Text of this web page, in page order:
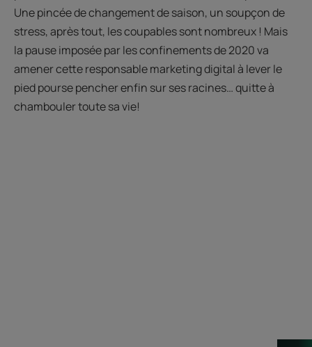
Une pincée de changement de saison, un soupçon de
stress, après tout, les coupables sont nombreux ! Mais
la pause imposée par les confinements de 2020 va
amener cette responsable marketing digital à lever le
pied pourse pencher enfin sur ses racines… quitte à
chambouler toute sa vie!